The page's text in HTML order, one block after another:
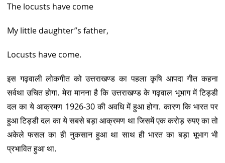
The locusts have come
My little daughter”s father,
Locusts have come.
इस गढ़वाली लोकगीत को उत्तराखण्ड का पहला कृषि आपदा गीत कहना
सर्वथा उचित होगा. मेरा मानना है कि उत्तराखण्ड के गढ़वाल भूभाग में टिड्डी
दल का ये आक्रमण 1926-30 की अवधि में हुआ होगा. कारण कि भारत पर
हुआ टिड्डी दल का ये सबसे बड़ा आक्रमण था जिसमें एक करोड़ रुपए का तो
अकेले फसल का ही नुकसान हुआ था साथ ही भारत का बड़ा भूभाग भी
प्रभावित हुआ था.